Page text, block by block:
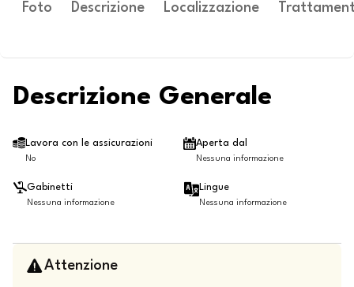
Foto Descrizione Localizzazione
Descrizione Generale
Lavora con le assicurazioni
No
Aperta dal
Nessuna informazione
Gabinetti
Nessuna informazione
Lingue
Nessuna informazione
Attenzione